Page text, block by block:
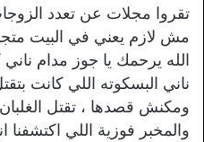
تقروا مجلات عن تعدد
مش لازم يعني في البيت
الله يرحمك يا جوز مدام
ناني البسكوته اللي كانت
ومكنش قصدها ، تقتل
والمخبر فوزية اللي